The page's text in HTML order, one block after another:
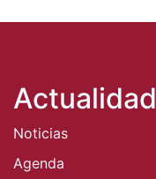
Actualidad
Noticias
Agenda